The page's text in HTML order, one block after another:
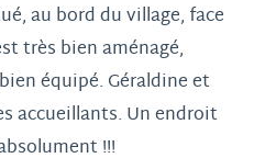
au bord du village, face
très bien aménagé,
équipé. Géraldine et
accueillants. Un endroit
!!!